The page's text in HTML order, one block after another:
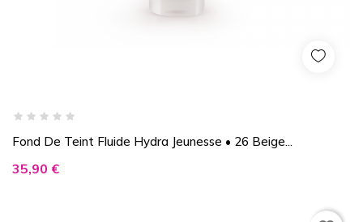
Fond De Teint Fluide Hydra Jeunesse • 26 Beige...
Prix
35,90 €